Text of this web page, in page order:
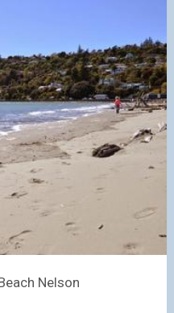
Nelson